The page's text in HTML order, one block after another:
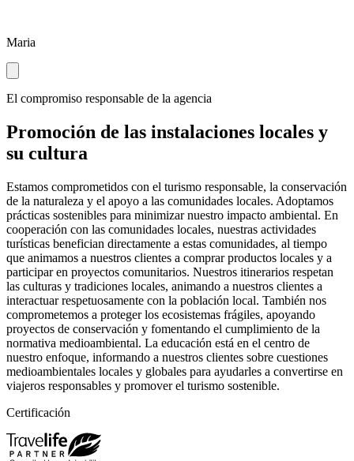
Maria
El compromiso responsable de la agencia
Promoción de las instalaciones locales y
su cultura
Estamos comprometidos con el turismo responsable, la conservación
de la naturaleza y el apoyo a las comunidades locales. Adoptamos
prácticas sostenibles para minimizar nuestro impacto ambiental. En
cooperación con las comunidades locales, nuestras actividades
turísticas benefician directamente a estas comunidades, al tiempo
que animamos a nuestros clientes a comprar productos locales y a
participar en proyectos comunitarios. Nuestros itinerarios respetan
las culturas y tradiciones locales, animando a nuestros clientes a
interactuar respetuosamente con la población local. También nos
comprometemos a proteger los ecosistemas frágiles, apoyando
proyectos de conservación y fomentando el cumplimiento de la
normativa medioambiental. La educación está en el centro de
nuestro enfoque, informando a nuestros clientes sobre cuestiones
medioambientales locales y globales para ayudarles a convertirse en
viajeros responsables y promover el turismo sostenible.
Certificación